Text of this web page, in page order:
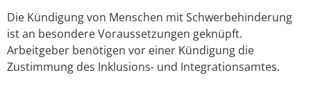
Die Kündigung von Menschen mit Schwerbehinderung
ist an besondere Voraussetzungen geknüpft.
Arbeitgeber benötigen vor einer Kündigung die
Zustimmung des Inklusions- und Integrationsamtes.